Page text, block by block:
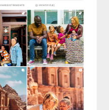
Parc du Durmitor dans
de la fraîcheur
Puis de vous
Biogradska Gora, un
qui aiment marcher.
touristique et magnifique
de randonnées. Enfin,
chaleur et l’eau, cette